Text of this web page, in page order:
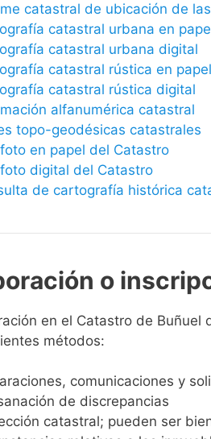
catastral de ubicación de
catastral urbana en
catastral urbana digital
catastral rústica en papel
catastral rústica digital
alfanumérica catastral
topo-geodésicas catastrales
en papel del Catastro
digital del Catastro
de cartografía histórica
o
en el Catastro de
métodos:
comunicaciones y
de discrepancias
catastral; pueden ser